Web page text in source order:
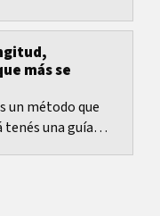
más se
un método que
tenés una guía